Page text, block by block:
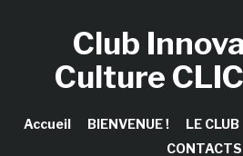
Club
Culture
Accueil BIENVENUE ! LE CLUB
CONTACTS